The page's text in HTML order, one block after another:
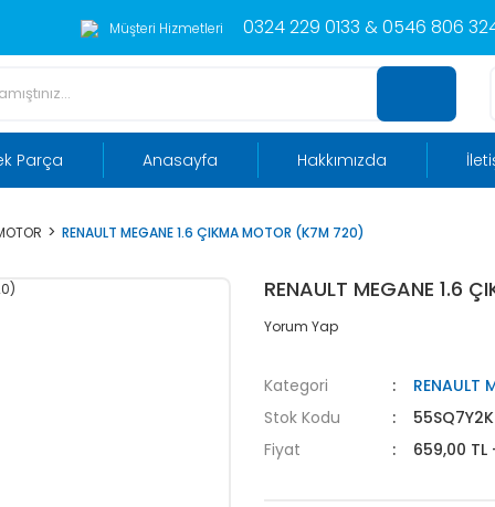
Müşteri Hizmetleri 0324 229 0133 & 0546 806
Parça Anasayfa Hakkımızda
RENAULT MEGANE 1.6 ÇIKMA MOTOR (K7M 720)
RENAULT MEGANE 1.6
Yorum Yap
Kategori
RENAULT
Stok Kodu
Fiyat
659,00 TL